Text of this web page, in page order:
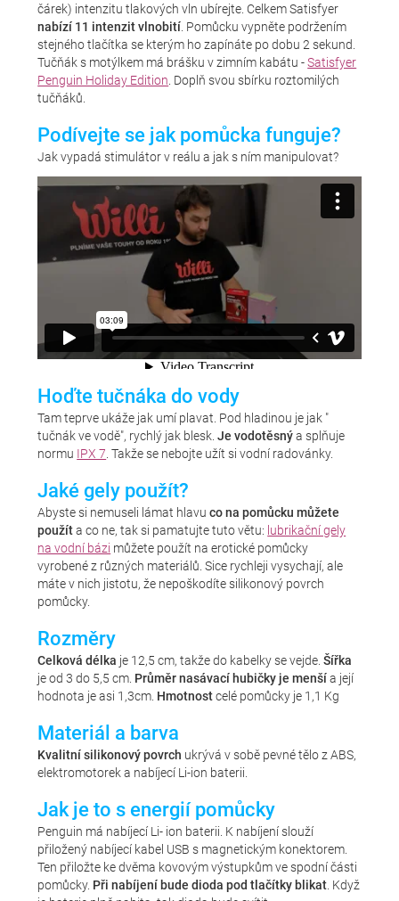
čárek) intenzitu tlakových vln ubírejte. Celkem Satisfyer
nabízí 11 intenzit vlnobití. Pomůcku vypněte podržením
stejného tlačítka se kterým ho zapínáte po dobu 2 sekund.
Tučňák s motýlkem má brášku v zimním kabátu -Satisfyer
Penguin Holiday Edition. Doplň svou sbírku roztomilých
tučňáků.
Podívejte se jak pomůcka funguje?
Jak vypadá stimulátor v reálu a jak s ním manipulovat?
Hoďte tučnáka do vody
Tam teprve ukáže jak umí plavat. Pod hladinou je jak "
tučnák ve vodě", rychlý jak blesk.Je vodotěsnýa splňuje
normu IPX 7. Takže se nebojte užít si vodní radovánky.
Jaké gely použít?
Abyste si nemuseli lámat hlavuco na pomůcku můžete
použíta co ne, tak si pamatujte tuto větu: lubrikační gely
na vodní bázi můžete použít na erotické pomůcky
vyrobené z různých materiálů. Sice rychleji vysychají, ale
máte v nich jistotu, že nepoškodíte silikonový povrch
pomůcky.
Rozměry
Celková délka je 12,5 cm, takže do kabelky se vejde.Šířka
je od 3 do 5,5 cm. Průměr nasávací hubičky je menšía její
hodnota je asi 1,3cm. Hmotnostcelé pomůcky je 1,1 Kg
Materiál a barva
Kvalitní silikonový povrch ukrývá v sobě pevné tělo z ABS,
elektromotorek a nabíjecí Li-ion baterii.
Jak je to s energií pomůcky
Penguin má nabíjecí Li- ion baterii. K nabíjení slouží
přiložený nabíjecí kabel USB s magnetickým konektorem.
Ten přiložte ke dvěma kovovým výstupkům ve spodní části
pomůcky. Při nabíjení bude dioda pod tlačítky blikat. Když